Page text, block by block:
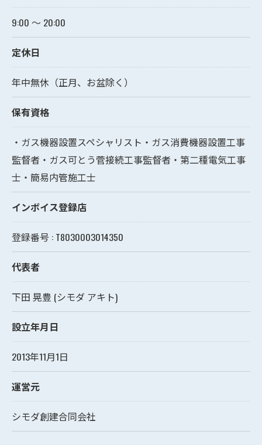
9:00 〜 20:00
定休日
年中無休（正月、お盆除く）
保有資格
・ガス機器設置スペシャリスト・ガス消費機器設置工事
監督者・ガス可とう菅接続工事監督者・第二種電気工事
士・簡易内管施工士
インボイス登録店
登録番号 : T8030003014350
代表者
下田 晃豊 (シモダ アキト)
設立年月日
2013年11月1日
運営元
シモダ創建合同会社